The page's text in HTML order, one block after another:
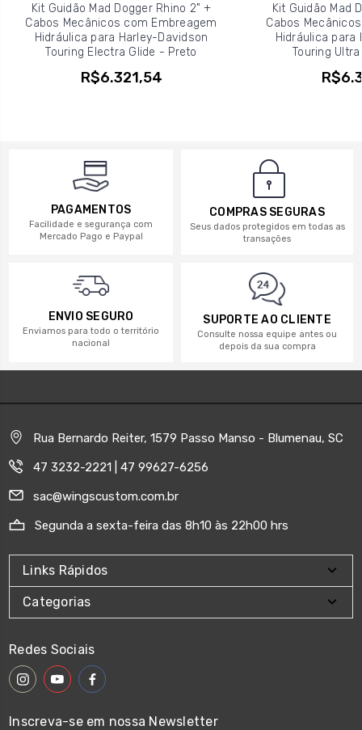
Kit Guidão Mad Dogger Rhino 2" +
Cabos Mecânicos com Embreagem
Hidráulica para Harley-Davidson
Touring Electra Glide - Preto
R$6.321,54
Kit Guidão Mad
Cabos
Hidráulica para
Touring
PAGAMENTOS
Facilidade e segurança com
Mercado Pago e Paypal
COMPRAS SEGURAS
Seus dados protegidos em todas as
transações
ENVIO SEGURO
Enviamos para todo o território
nacional
SUPORTE AO CLIENTE
Consulte nossa equipe antes ou
depois da sua compra
Rua Bernardo Reiter, 1579 Passo Manso - Blumenau, SC
47 3232-2221 | 47 99627-6256
sac@wingscustom.com.br
Segunda a sexta-feira das 8h10 às 22h00 hrs
Links Rápidos
Categorias
Redes Sociais
Inscreva-se em nossa Newsletter